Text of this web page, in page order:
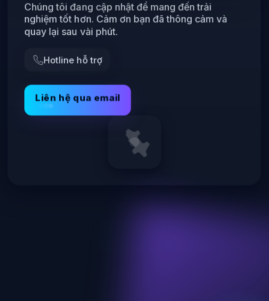
Chúng tôi đang cập nhật để mang đến trải
nghiệm tốt hơn. Cảm ơn bạn đã thông cảm và
quay lại sau vài phút.
Hotline hỗ trợ
Liên hệ qua email